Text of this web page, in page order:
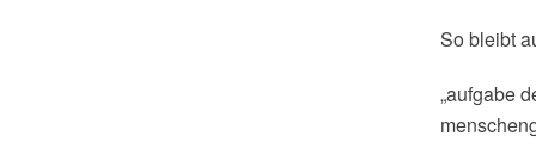
So bleibt
„aufgabe